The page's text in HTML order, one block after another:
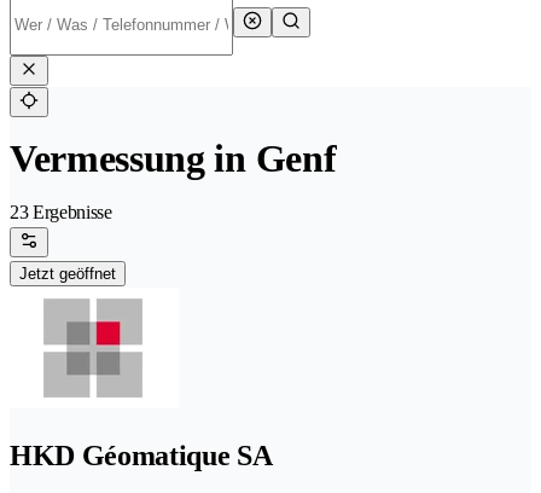
Vermessung in Genf
23 Ergebnisse
Jetzt geöffnet
HKD Géomatique SA